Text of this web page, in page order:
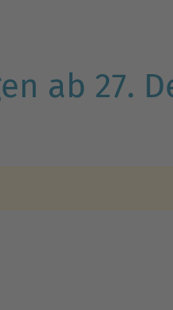
ab 27.